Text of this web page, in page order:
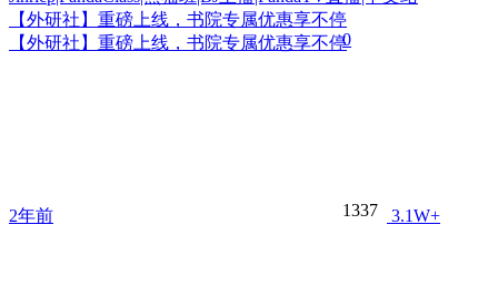
0
1337
【外研社】重磅上线，书院专属优惠享不停
【外研社】重磅上线，书院专属优惠享不停
2年前 3.1W+